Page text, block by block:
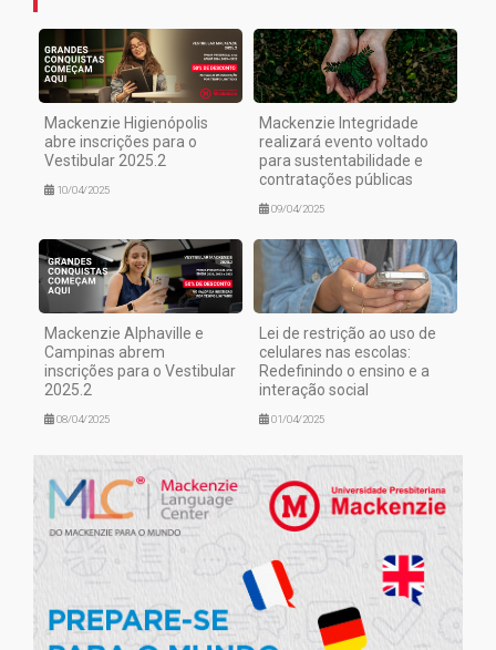
Mackenzie Higienópolis
abre inscrições para o
Vestibular 2025.2
10/04/2025
Mackenzie Integridade
realizará evento voltado
para sustentabilidade e
contratações públicas
09/04/2025
Mackenzie Alphaville e
Campinas abrem
inscrições para o Vestibular
2025.2
08/04/2025
Lei de restrição ao uso de
celulares nas escolas:
Redefinindo o ensino e a
interação social
01/04/2025